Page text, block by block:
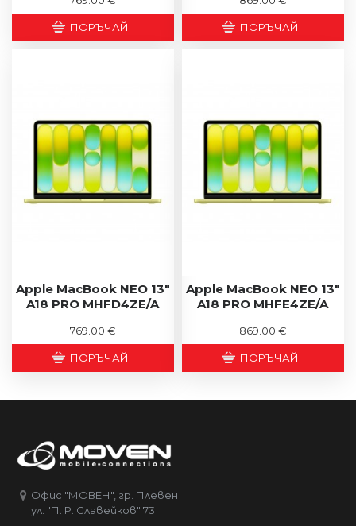
ПОРЪЧАЙ ПОРЪЧАЙ
Apple MacBook NEO 13"
A18 PRO MHFD4ZE/A
769.00 €
ПОРЪЧАЙ
Apple MacBook NEO 13"
A18 PRO MHFE4ZE/A
869.00 €
ПОРЪЧАЙ
Офис "МОВЕН", гр. Плевен
ул. "П. Р. Славейков" 73